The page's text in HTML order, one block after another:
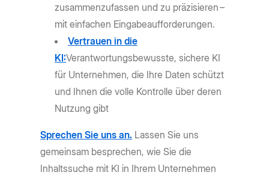
zusammenzufassen und zu präzisieren –
mit einfachen Eingabeaufforderungen.
Vertrauen in die
KI:Verantwortungsbewusste, sichere KI
für Unternehmen, die Ihre Daten schützt
und Ihnen die volle Kontrolle über deren
Nutzung gibt
Sprechen Sie uns an. Lassen Sie uns
gemeinsam besprechen, wie Sie die
Inhaltssuche mit KI in Ihrem Unternehmen